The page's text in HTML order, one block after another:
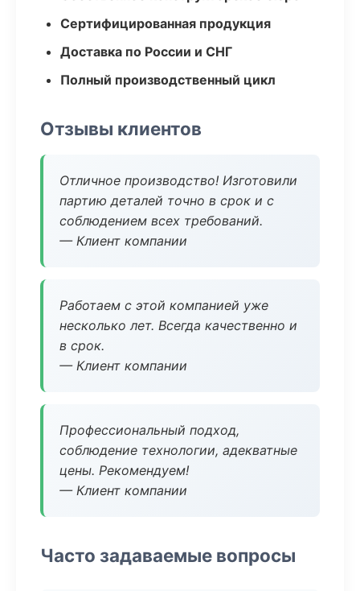
Сертифицированная продукция
Доставка по России и СНГ
Полный производственный цикл
Отзывы клиентов
Отличное производство! Изготовили
партию деталей точно в срок и с
соблюдением всех требований.
— Клиент компании
Работаем с этой компанией уже
несколько лет. Всегда качественно и
в срок.
— Клиент компании
Профессиональный подход,
соблюдение технологии, адекватные
цены. Рекомендуем!
— Клиент компании
Часто задаваемые вопросы